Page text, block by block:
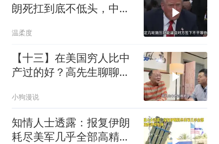
朗死扛到底不低头，中国
温柔度
【十三】在美国穷人比中
产过的好？高先生聊聊美
小狗漫说
知情人士透露：报复伊朗
耗尽美军几乎全部高精度